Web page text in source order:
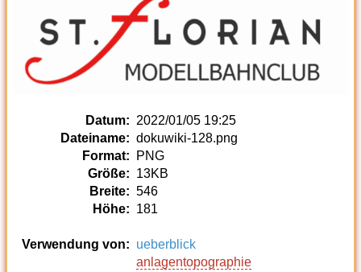
Datum: 2022/01/05 19:25
Dateiname: dokuwiki-128.png
Format:
PNG
Größe: 13KB
Breite: 546
Höhe: 181
Verwendung von: ueberblick
anlagentopographie